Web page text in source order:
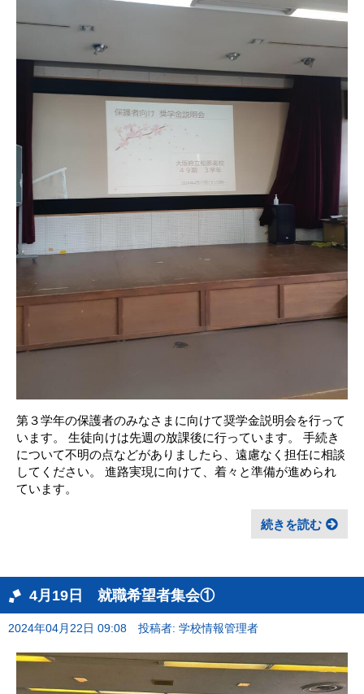
第３学年の保護者のみなさまに向けて奨学金説明会を行って
います。 生徒向けは先週の放課後に行っています。 手続き
について不明の点などがありましたら、遠慮なく担任に相談
してください。 進路実現に向けて、着々と準備が進められ
ています。
続きを読む
4月19日 就職希望者集会①
2024年04月22日 09:08 投稿者: 学校情報管理者